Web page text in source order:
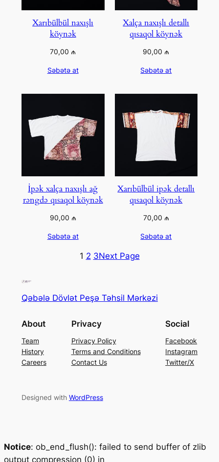
Xarıbülbül naxışlı
köynək
70,00 ₼
Səbətə at
Xalça naxışlı detallı
qısaqol köynək
90,00 ₼
Səbətə at
İpək xalça naxışlı ağ
rəngdə qısaqol köynək
90,00 ₼
Səbətə at
Xarıbülbül ipək detallı
qısaqol köynək
70,00 ₼
Səbətə at
1 2 3Next Page
Qəbələ Dövlət Peşə Təhsil Mərkəzi
About
Team
History
Careers
Privacy
Privacy Policy
Terms and Conditions
Contact Us
Social
Facebook
Instagram
Twitter/X
Designed with WordPress
Notice: ob_end_flush(): failed to send buffer of zlib
output compression (0) in